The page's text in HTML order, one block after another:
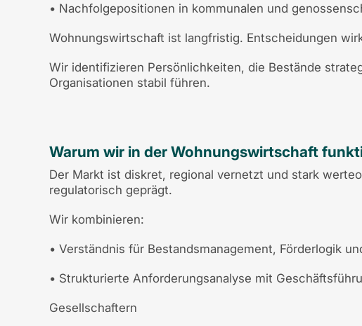
• Nachfolgepositionen in kommunalen und
Wohnungswirtschaft ist langfristig. Entscheidungen
Wir identifizieren Persönlichkeiten, die Bestände
Organisationen stabil führen.
Warum wir in der Wohnungswirtschaft
Der Markt ist diskret, regional vernetzt und stark
regulatorisch geprägt.
Wir kombinieren:
• Verständnis für Bestandsmanagement, Förderlogik
• Strukturierte Anforderungsanalyse mit
Gesellschaftern